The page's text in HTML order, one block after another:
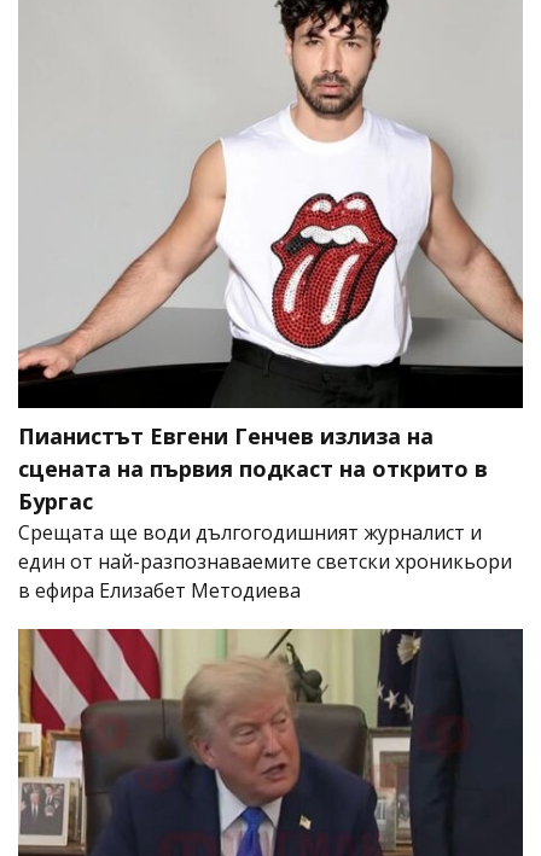
Пианистът Евгени Генчев излиза на
сцената на първия подкаст на открито в
Бургас
Срещата ще води дългогодишният журналист и
един от най-разпознаваемите светски хроникьори
в ефира Елизабет Методиева